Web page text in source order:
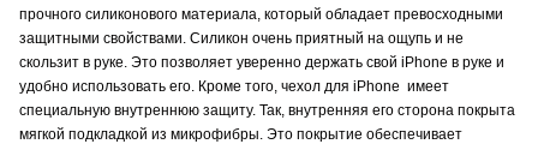
прочного силиконового материала, который обладает превосходными
защитными свойствами. Силикон очень приятный на ощупь и не
скользит в руке. Это позволяет уверенно держать свой iPhone в руке и
удобно использовать его. Кроме того, чехол для iPhone имеет
специальную внутреннюю защиту. Так, внутренняя его сторона покрыта
мягкой подкладкой из микрофибры. Это покрытие обеспечивает